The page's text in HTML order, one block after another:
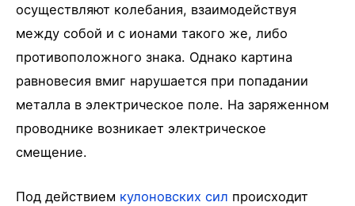
осуществляют колебания, взаимодействуя
между собой и с ионами такого же, либо
противоположного знака. Однако картина
равновесия вмиг нарушается при попадании
металла в электрическое поле. На заряженном
проводнике возникает электрическое
смещение.
Под действием кулоновских сил происходит